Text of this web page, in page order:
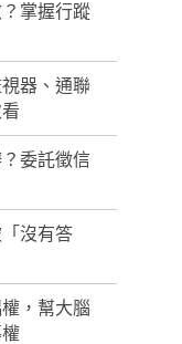
掌握行蹤
器、通聯
委託徵信
沒有答
，幫大腦